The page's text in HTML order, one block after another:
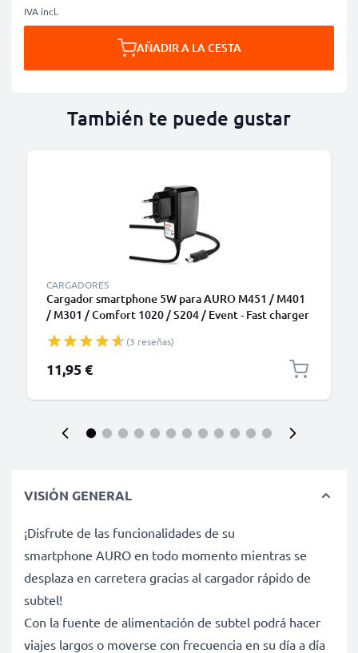
IVA incl.
AÑADIR A LA CESTA
También te puede gustar
CARGADORES
Cargador smartphone 5W para AURO M451 / M401
/ M301 / Comfort 1020 / S204 / Event - Fast charger
teléfonos móviles(3 reseñas)
11,95 €
VISIÓN GENERAL
¡Disfrute de las funcionalidades de su
smartphone AURO en todo momento mientras se
desplaza en carretera gracias al cargador rápido de
subtel!
Con la fuente de alimentación de subtel podrá hacer
viajes largos o moverse con frecuencia en su día a día